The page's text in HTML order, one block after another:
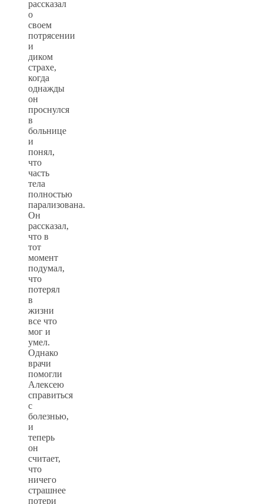
рассказал
о
своем
потрясении
и
диком
страхе,
когда
однажды
он
проснулся
в
больнице
и
понял,
что
часть
тела
полностью
парализована.
Он
рассказал,
что в
тот
момент
подумал,
что
потерял
в
жизни
все что
мог и
умел.
Однако
врачи
помогли
Алексею
справиться
с
болезнью,
и
теперь
он
считает,
что
ничего
страшнее
потери